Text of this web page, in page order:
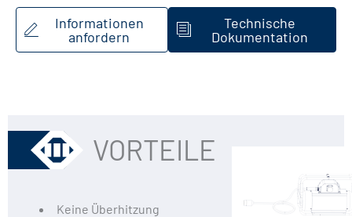
Informationen
anfordern
Technische
Dokumentation
VORTEILE
Keine Überhitzung